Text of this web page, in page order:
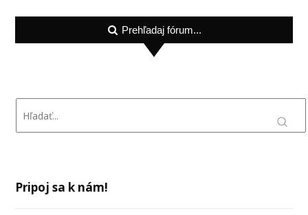
Prehľadaj fórum...
Pripoj sa k nám!